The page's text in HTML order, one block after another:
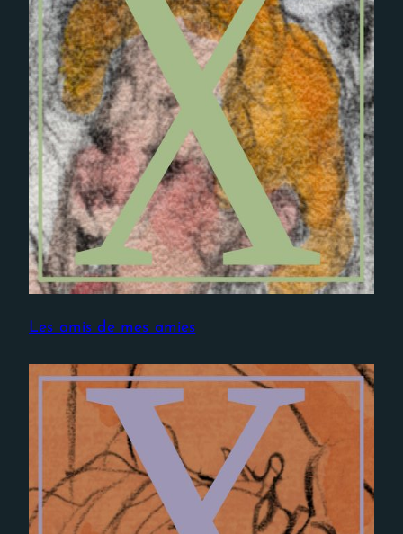
Les amis de mes amies
Nécessaire
Ces cookies ne
sont pas
facultatifs. Ils
sont
nécessaires au
fonctionnement
Experience
Afin que notre
site Web
fonctionne
aussi bien que
possible lors
de votre
visite. Si vous
refusez ces
cookies,
certaines